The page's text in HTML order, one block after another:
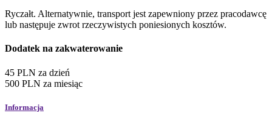
Ryczałt. Alternatywnie, transport jest zapewniony przez pracodawcę
lub następuje zwrot rzeczywistych poniesionych kosztów.
Dodatek na zakwaterowanie
45 PLN za dzień
500 PLN za miesiąc
Informacja